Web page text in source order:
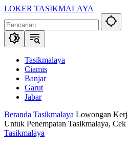
Langsung
konten
LOKER TASIKMALAYA
Lowongan
Kerja
Tasikmalaya
SekitarnaTasikmalaya
Ciamis
Banjar
Garut
Jabar
Beranda Tasikmalaya Lowongan
Untuk Penempatan Tasikmalaya, Cek
Tasikmalaya